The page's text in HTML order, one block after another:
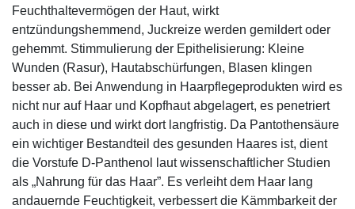
Feuchthaltevermögen der Haut, wirkt
entzündungshemmend, Juckreize werden gemildert oder
gehemmt. Stimmulierung der Epithelisierung: Kleine
Wunden (Rasur), Hautabschürfungen, Blasen klingen
besser ab. Bei Anwendung in Haarpflegeprodukten wird es
nicht nur auf Haar und Kopfhaut abgelagert, es penetriert
auch in diese und wirkt dort langfristig. Da Pantothensäure
ein wichtiger Bestandteil des gesunden Haares ist, dient
die Vorstufe D-Panthenol laut wissenschaftlicher Studien
als „Nahrung für das Haar”. Es verleiht dem Haar lang
andauernde Feuchtigkeit, verbessert die Kämmbarkeit der